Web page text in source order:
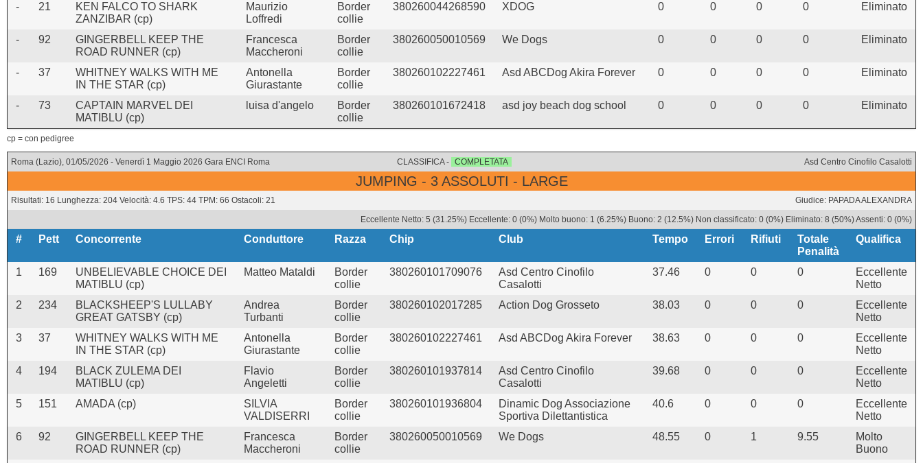
- 21
KEN FALCO TO SHARK
ZANZIBAR (cp)
Maurizio
Loffredi
Border
collie
380260044268590 XDOG 0 0 0 0 Eliminato
- 92
GINGERBELL KEEP THE
ROAD RUNNER (cp)
Francesca
Maccheroni
Border
collie
380260050010569 We Dogs 0 0 0 0 Eliminato
- 37
WHITNEY WALKS WITH ME
IN THE STAR (cp)
Antonella
Giurastante
Border
collie
380260102227461 Asd ABCDog Akira Forever 0 0 0 0 Eliminato
- 73
CAPTAIN MARVEL DEI
MATIBLU (cp)
luisa d'angelo
Border
collie
380260101672418 asd joy beach dog school 0 0 0 0 Eliminato
cp = con pedigree
Roma (Lazio), 01/05/2026 - Venerdì 1 Maggio 2026 Gara ENCI Roma CLASSIFICA - COMPLETATA Asd Centro Cinofilo Casalotti
JUMPING - 3 ASSOLUTI - LARGE
Risultati: 16 Lunghezza: 204 Velocità: 4.6 TPS: 44 TPM: 66 Ostacoli: 21
Giudice: PAPADA ALEXANDRA
Eccellente Netto: 5 (31.25%) Eccellente: 0 (0%) Molto buono: 1 (6.25%) Buono: 2 (12.5%) Non classificato: 0 (0%) Eliminato: 8 (50%) Assenti: 0 (0%)
# Pett Concorrente Conduttore Razza Chip Club Tempo Errori Rifiuti
Totale
Penalità
Qualifica
1 169
UNBELIEVABLE CHOICE DEI
MATIBLU (cp)
Matteo Mataldi
Border
collie
380260101709076
Asd Centro Cinofilo
Casalotti
37.46 0 0 0
Eccellente
Netto
2
234
BLACKSHEEP'S LULLABY
GREAT GATSBY (cp)
Andrea
Turbanti
Border
collie
380260102017285 Action Dog Grosseto 38.03 0 0 0
Eccellente
Netto
3
37
WHITNEY WALKS WITH ME
IN THE STAR (cp)
Antonella
Giurastante
Border
collie
380260102227461 Asd ABCDog Akira Forever 38.63 0 0 0
Eccellente
Netto
4
194
BLACK ZULEMA DEI
MATIBLU (cp)
Flavio
Angeletti
Border
collie
380260101937814
Asd Centro Cinofilo
Casalotti
39.68 0 0 0
Eccellente
Netto
5
151 AMADA (cp)
SILVIA
VALDISERRI
Border
collie
380260101936804
Dinamic Dog Associazione
Sportiva Dilettantistica
40.6 0 0 0
Eccellente
Netto
6
92
GINGERBELL KEEP THE
ROAD RUNNER (cp)
Francesca
Maccheroni
Border
collie
380260050010569 We Dogs 48.55 0 1 9.55
Molto
Buono